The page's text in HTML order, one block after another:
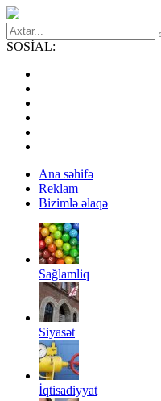
SOSİAL:
Ana səhifə
Reklam
Bizimlə əlaqə
Sağlamliq
Siyasət
İqtisadiyyat